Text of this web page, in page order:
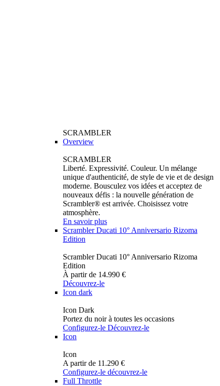
SCRAMBLER
Overview
SCRAMBLER
Liberté. Expressivité. Couleur. Un mélange
unique d'authenticité, de style de vie et de design
moderne. Bousculez vos idées et acceptez de
nouveaux défis : la nouvelle génération de
Scrambler® est arrivée. Choisissez votre
atmosphère.
En savoir plus
Scrambler Ducati 10° Anniversario Rizoma
Edition
Scrambler Ducati 10° Anniversario Rizoma
Edition
À partir de 14.990 €
Découvrez-le
Icon dark
Icon Dark
Portez du noir à toutes les occasions
Configurez-le Découvrez-le
Icon
Icon
A partir de 11.290 €
Configurez-le découvrez-le
Full Throttle